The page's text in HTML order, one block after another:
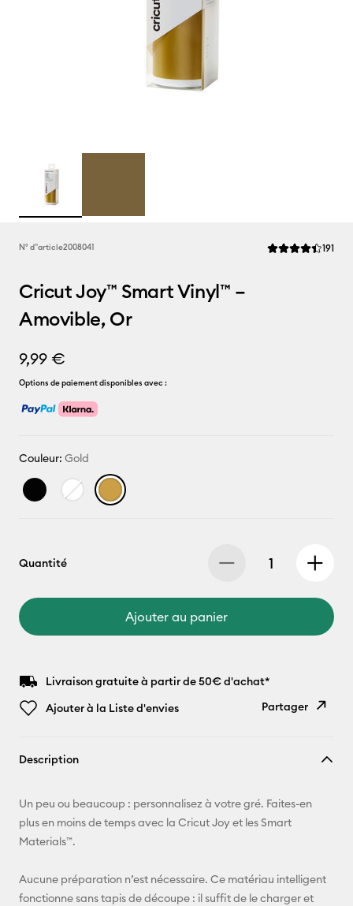
N° d''article2008041 La note 191
Cricut Joy™ Smart Vinyl™ –
Amovible, Or
9,99 €
Options de paiement disponibles avec :
Couleur: Gold
Quantité
Ajouter au panier
Livraison gratuite à partir de 50€ d'achat*
Ajouter à la Liste d'envies
Partager
E-mail
Facebook
Description
Un peu ou beaucoup : personnalisez à votre gré. Faites-en
plus en moins de temps avec la Cricut Joy et les Smart
Materials™.
Aucune préparation n’est nécessaire. Ce matériau intelligent
fonctionne sans tapis de découpe : il suffit de le charger et